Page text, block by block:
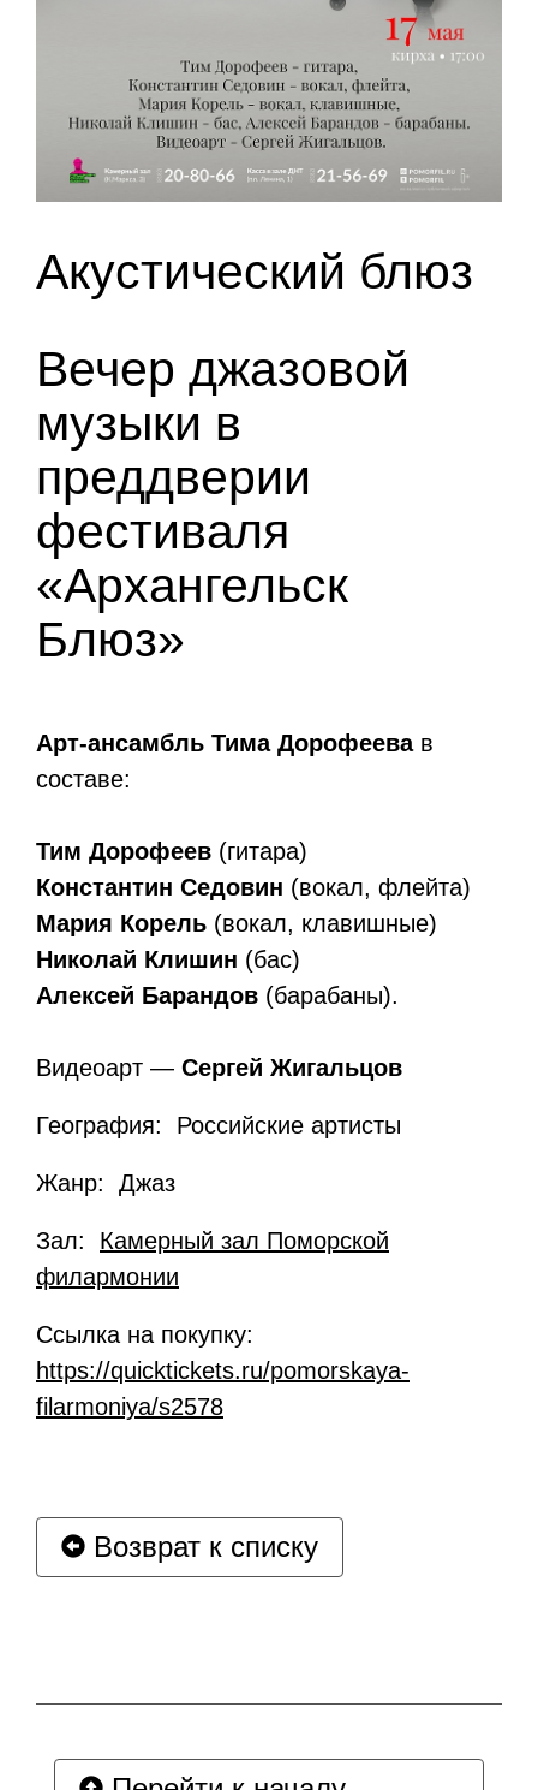
Акустический блюз
Вечер джазовой
музыки в
преддверии
фестиваля
«Архангельск
Блюз»
Арт-ансамбль Тима Дорофеева в
составе:
Тим Дорофеев (гитара)
Константин Седовин (вокал, флейта)
Мария Корель (вокал, клавишные)
Николай Клишин (бас)
Алексей Барандов (барабаны).
Видеоарт — Сергей Жигальцов
География: Российские артисты
Жанр: Джаз
Зал: Камерный зал Поморской
филармонии
Ссылка на покупку:
https://quicktickets.ru/pomorskaya-
filarmoniya/s2578
Возврат к списку